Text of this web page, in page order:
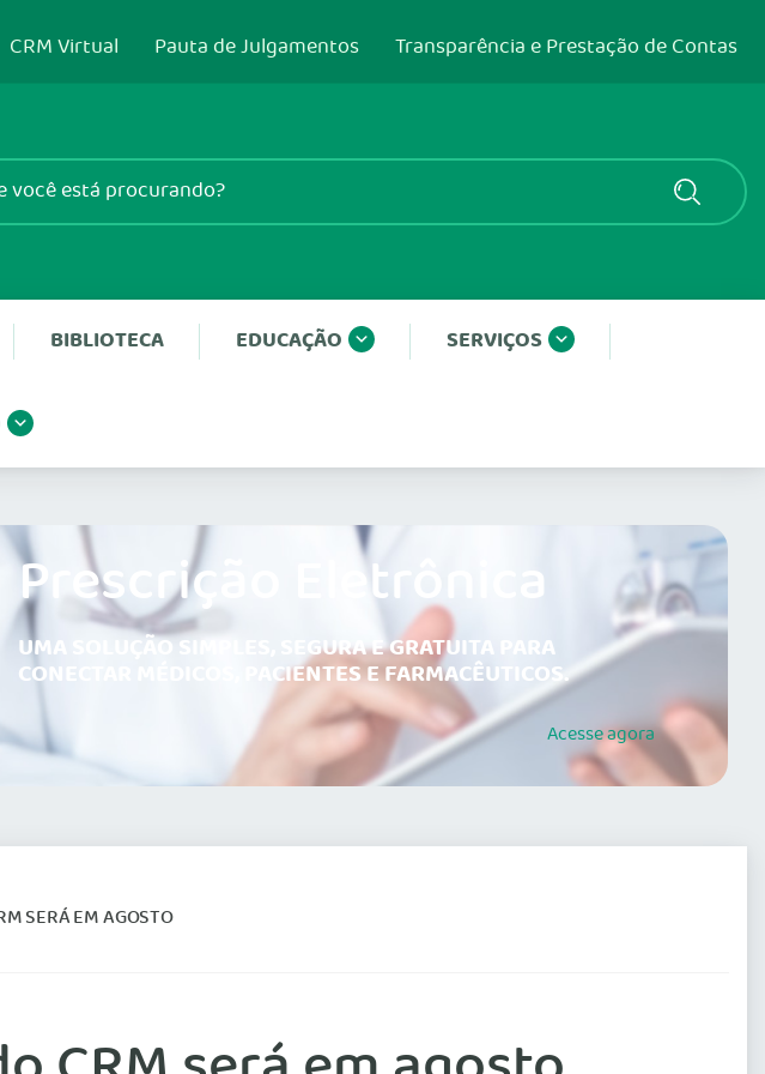
CRM Virtual Pauta de Julgamentos Transparência e Prestação de Contas
BIBLIOTECA EDUCAÇÃO SERVIÇOS
Prescrição Eletrônica
UMA SOLUÇÃO SIMPLES, SEGURA E GRATUITA PARA
CONECTAR MÉDICOS, PACIENTES E FARMACÊUTICOS.
Acesseagora
SERÁ EM AGOSTO